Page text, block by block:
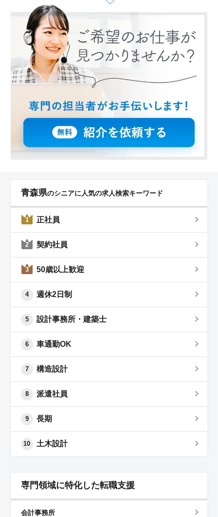
青森県のシニアに人気の求人検索キーワード
1 正社員
2 契約社員
3 50歳以上歓迎
4 週休2日制
5 設計事務所・建築士
6 車通勤OK
7 構造設計
8 派遣社員
9 長期
10 土木設計
専門領域に特化した転職支援
会計事務所